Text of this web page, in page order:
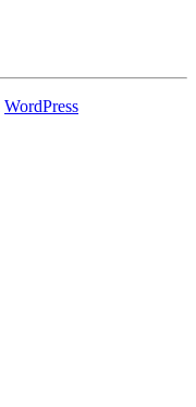
WordPress